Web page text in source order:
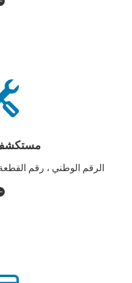
الرقم الوطني ، رقم